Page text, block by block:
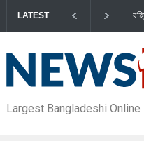
LATEST বহিষ্কৃত
Largest Bangladeshi